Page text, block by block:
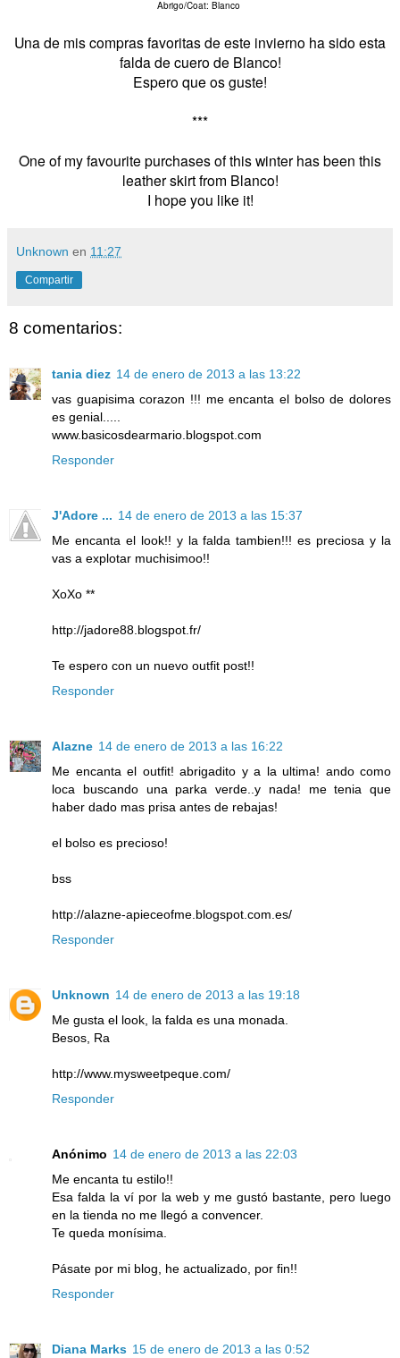
Abrigo/Coat: Blanco
Una de mis compras favoritas de este invierno ha sido esta
falda de cuero de Blanco!
Espero que os guste!
***
One of my favourite purchases of this winter has been this
leather skirt from Blanco!
I hope you like it!
Unknown en 11:27
Compartir
8 comentarios:
tania diez 14 de enero de 2013 a las 13:22
vas guapisima corazon !!! me encanta el bolso de dolores
es genial.....
www.basicosdearmario.blogspot.com
Responder
J'Adore ... 14 de enero de 2013 a las 15:37
Me encanta el look!! y la falda tambien!!! es preciosa y la
vas a explotar muchisimoo!!
XoXo **
http://jadore88.blogspot.fr/
Te espero con un nuevo outfit post!!
Responder
Alazne 14 de enero de 2013 a las 16:22
Me encanta el outfit! abrigadito y a la ultima! ando como
loca buscando una parka verde..y nada! me tenia que
haber dado mas prisa antes de rebajas!
el bolso es precioso!
bss
http://alazne-apieceofme.blogspot.com.es/
Responder
Unknown 14 de enero de 2013 a las 19:18
Me gusta el look, la falda es una monada.
Besos, Ra
http://www.mysweetpeque.com/
Responder
Anónimo 14 de enero de 2013 a las 22:03
Me encanta tu estilo!!
Esa falda la ví por la web y me gustó bastante, pero luego
en la tienda no me llegó a convencer.
Te queda monísima.
Pásate por mi blog, he actualizado, por fin!!
Responder
Diana Marks 15 de enero de 2013 a las 0:52